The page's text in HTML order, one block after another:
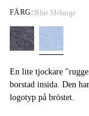
En lite tjockare "rugger" tröja i kraftig
borstad insida. Den
logotyp på bröstet.
FÄRG: Blue Melange